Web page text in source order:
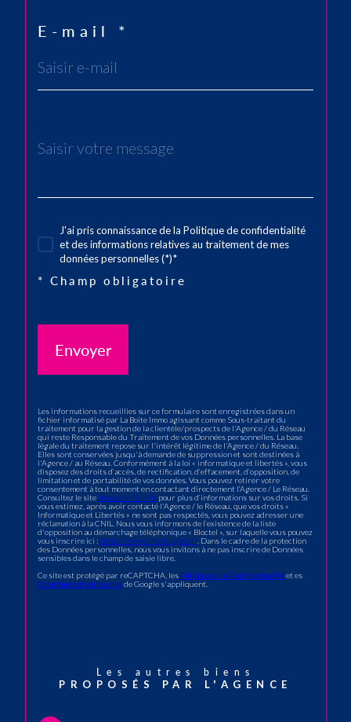
E-mail *
J'ai pris connaissance de la Politique de confidentialité
et des informations relatives au traitement de mes
données personnelles (*)*
* Champ obligatoire
Envoyer
Les informations recueillies sur ce formulaire sont enregistrées dans un
fichier informatisé par La Boite Immo agissant comme Sous-traitant du
traitement pour la gestion de la clientèle/prospects de l'Agence / du Réseau
qui reste Responsable du Traitement de vos Données personnelles. La base
légale du traitement repose sur l'intérêt légitime de l'Agence / du Réseau.
Elles sont conservées jusqu'à demande de suppression et sont destinées à
l'Agence / au Réseau. Conformément à la loi « informatique et libertés », vous
disposez des droits d’accès, de rectification, d’effacement, d’opposition, de
limitation et de portabilité de vos données. Vous pouvez retirer votre
consentement à tout moment en contactant directement l’Agence / Le Réseau.
Consultez le site https://cnil.fr/fr pour plus d’informations sur vos droits. Si
vous estimez, après avoir contacté l'Agence / le Réseau, que vos droits «
Informatique et Libertés » ne sont pas respectés, vous pouvez adresser une
réclamation à la CNIL. Nous vous informons de l’existence de la liste
d'opposition au démarchage téléphonique « Bloctel », sur laquelle vous pouvez
vous inscrire ici : https://www.bloctel.gouv.fr . Dans le cadre de la protection
des Données personnelles, nous vous invitons à ne pas inscrire de Données
sensibles dans le champ de saisie libre.
Ce site est protégé par reCAPTCHA, les Politiques de Confidentialitéet es
Conditions d'utilisation de Google s'appliquent.
Les autres biens
PROPOSÉS PAR L'AGENCE